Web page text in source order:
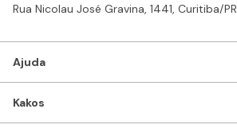
Rua Nicolau José Gravina, 1441, Curitiba/PR
Ajuda
Kakos